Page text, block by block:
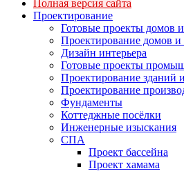
Полная версия сайта
Проектирование
Готовые проекты домов
Проектирование домов и
Дизайн интерьера
Готовые проекты
Проектирование зданий
Проектирование
Фундаменты
Коттеджные посёлки
Инженерные изыскания
СПА
Проект бассейна
Проект хамама